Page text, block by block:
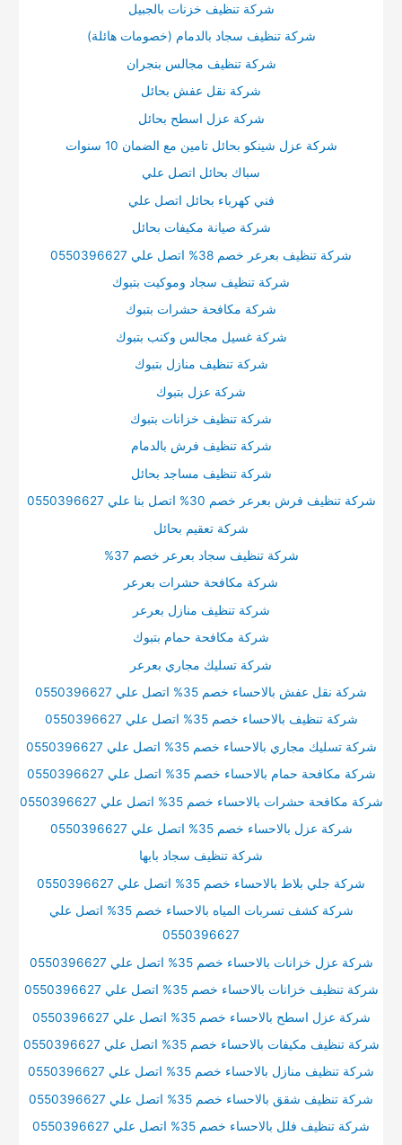
شركة تنظيف خزنات بالجبيل
شركة تنظيف سجاد بالدمام (خصومات هائلة)
شركة تنظيف مجالس بنجران
شركة نقل عفش بحائل
شركة عزل اسطح بحائل
شركة عزل شينكو بحائل تامين مع الضمان 10 سنوات
سباك بحائل اتصل علي
فني كهرباء بحائل اتصل علي
شركة صيانة مكيفات بحائل
شركة تنظيف بعرعر خصم 38% اتصل علي 0550396627
شركة تنظيف سجاد وموكيت بتبوك
شركة مكافحة حشرات بتبوك
شركة غسيل مجالس وكنب بتبوك
شركة تنظيف منازل بتبوك
شركة عزل بتبوك
شركة تنظيف خزانات بتبوك
شركة تنظيف فرش بالدمام
شركة تنظيف مساجد بحائل
شركة تنظيف فرش بعرعر خصم 30% اتصل بنا علي 0550396627
شركة تعقيم بحائل
شركة تنظيف سجاد بعرعر خصم 37%
شركة مكافحة حشرات بعرعر
شركة تنظيف منازل بعرعر
شركة مكافحة حمام بتبوك
شركة تسليك مجاري بعرعر
شركة نقل عفش بالاحساء خصم 35% اتصل علي 0550396627
شركة تنظيف بالاحساء خصم 35% اتصل علي 0550396627
شركة تسليك مجاري بالاحساء خصم 35% اتصل علي 0550396627
شركة مكافحة حمام بالاحساء خصم 35% اتصل علي 0550396627
شركة مكافحة حشرات بالاحساء خصم 35% اتصل علي 0550396627
شركة عزل بالاحساء خصم 35% اتصل علي 0550396627
شركة تنظيف سجاد بابها
شركة جلي بلاط بالاحساء خصم 35% اتصل علي 0550396627
شركة كشف تسربات المياه بالاحساء خصم 35% اتصل علي
0550396627
شركة عزل خزانات بالاحساء خصم 35% اتصل علي 0550396627
شركة تنظيف خزانات بالاحساء خصم 35% اتصل علي 0550396627
شركة عزل اسطح بالاحساء خصم 35% اتصل علي 0550396627
شركة تنظيف مكيفات بالاحساء خصم 35% اتصل علي 0550396627
شركة تنظيف منازل بالاحساء خصم 35% اتصل علي 0550396627
شركة تنظيف شقق بالاحساء خصم 35% اتصل علي 0550396627
شركة تنظيف فلل بالاحساء خصم 35% اتصل علي 0550396627